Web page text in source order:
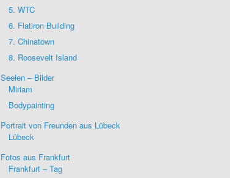
5. WTC
6. Flatiron Building
7. Chinatown
8. Roosevelt Island
Seelen – Bilder
Miriam
Bodypainting
Portrait von Freunden aus Lübeck
Lübeck
Fotos aus Frankfurt
Frankfurt – Tag